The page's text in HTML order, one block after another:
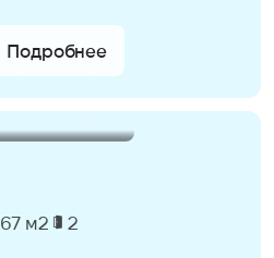
Подробнее
67 м2 2